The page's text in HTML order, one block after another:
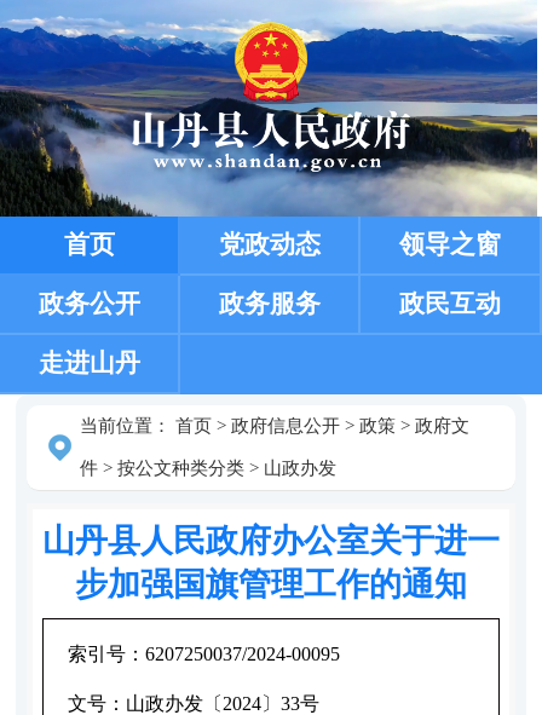
首页 党政动态 领导之窗
政务公开 政务服务 政民互动
走进山丹
当前位置： 首页> 政府信息公开> 政策> 政府文
件> 按公文种类分类> 山政办发
山丹县人民政府办公室关于进一
步加强国旗管理工作的通知
索引号： 6207250037/2024-00095
文号： 山政办发〔2024〕33号